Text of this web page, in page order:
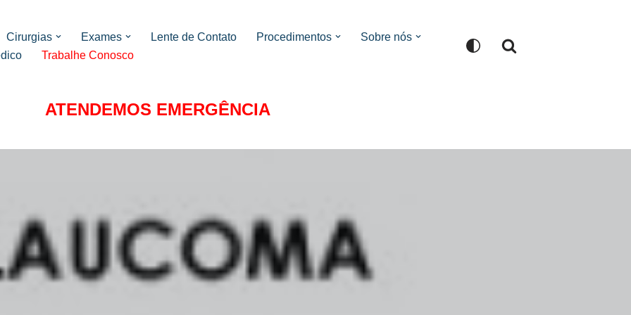
Cirurgias Exames Lente de Contato Procedimentos
Sobre nós
Trabalhe Conosco
ATENDEMOS EMERGÊNCIA